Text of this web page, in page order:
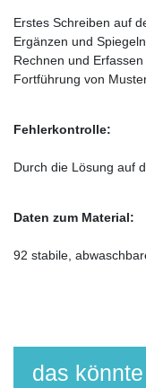
Erstes Schreiben auf
Ergänzen und
Rechnen und
Fortführung von
Fehlerkontrolle:
Durch die Lösung auf
Daten zum Material:
92 stabile,
das